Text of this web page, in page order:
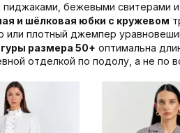
бежевыми свитерами
и шёлковая юбки с кружевом
или плотный джемпер
размера 50+ оптимальна
отделкой по подолу, а не по